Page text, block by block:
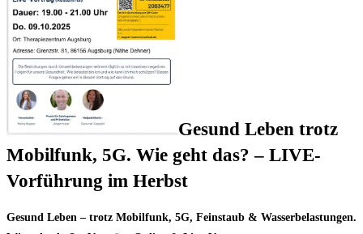
Gesund Leben trotz
Mobilfunk, 5G. Wie geht das? – LIVE-
Vorführung im Herbst
Gesund Leben – trotz Mobilfunk, 5G, Feinstaub & Wasserbelastungen.